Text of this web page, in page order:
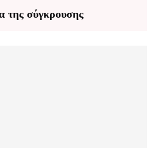
της σύγκρουσης